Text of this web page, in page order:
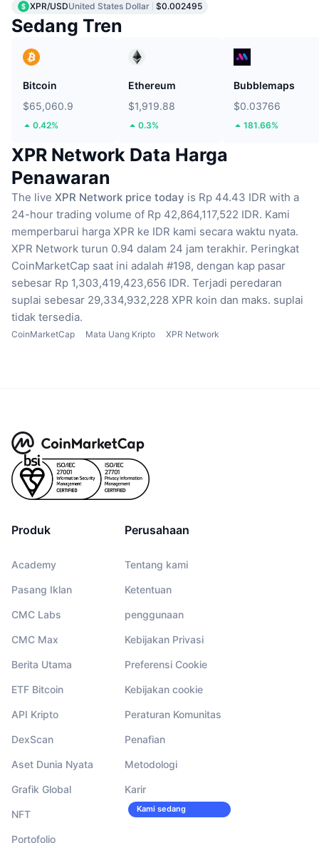
XPR/USDUnited States Dollar $0.002495
Sedang Tren
Bitcoin
$65,060.9
0.42%
Ethereum
$1,919.88
0.3%
Bubblemaps
$0.03766
181.66%
XPR Network Data Harga
Penawaran
The live XPR Network price today is Rp 44.43 IDR with a
24-hour trading volume of Rp 42,864,117,522 IDR. Kami
memperbarui harga XPR ke IDR kami secara waktu nyata.
XPR Network turun 0.94 dalam 24 jam terakhir. Peringkat
CoinMarketCap saat ini adalah #198, dengan kap pasar
sebesar Rp 1,303,419,423,656 IDR. Terjadi peredaran
suplai sebesar 29,334,932,228 XPR koin dan maks. suplai
tidak tersedia.
CoinMarketCap Mata Uang Kripto XPR Network
Produk
Academy
Pasang Iklan
CMC Labs
CMC Max
Berita Utama
ETF Bitcoin
API Kripto
DexScan
Aset Dunia Nyata
Grafik Global
NFT
Portofolio
Perusahaan
Tentang kami
Ketentuan
penggunaan
Kebijakan Privasi
Preferensi Cookie
Kebijakan cookie
Peraturan Komunitas
Penafian
Metodologi
Karir
Kami sedang